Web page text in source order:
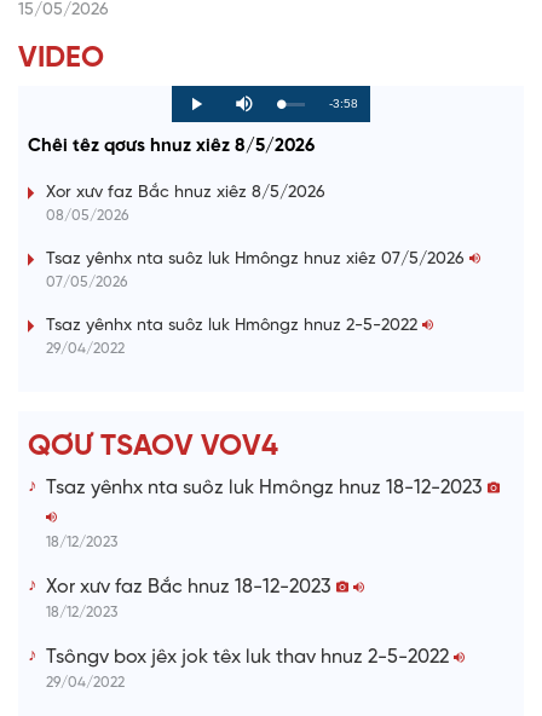
15/05/2026
VIDEO
P
l
y
M
u
e
L
o
d
0
P
r
g
s
R
i
-3:58
Chêi têz qơưs hnuz xiêz 8/5/2026
Xor xưv faz Bắc hnuz xiêz 8/5/2026
08/05/2026
Tsaz yênhx nta suôz luk Hmôngz hnuz xiêz 07/5/2026
07/05/2026
Tsaz yênhx nta suôz luk Hmôngz hnuz 2-5-2022
29/04/2022
QƠƯ TSAOV VOV4
Tsaz yênhx nta suôz luk Hmôngz hnuz 18-12-2023
18/12/2023
Xor xưv faz Bắc hnuz 18-12-2023
18/12/2023
Tsôngv box jêx jok têx luk thav hnuz 2-5-2022
29/04/2022